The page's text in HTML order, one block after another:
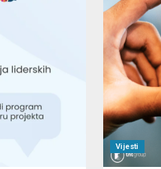
Vijesti